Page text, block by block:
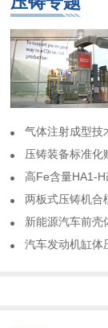
气体注射成型技
高Fe含量HA1-
两板式压铸机合
新能源汽车前壳
汽车发动机缸体